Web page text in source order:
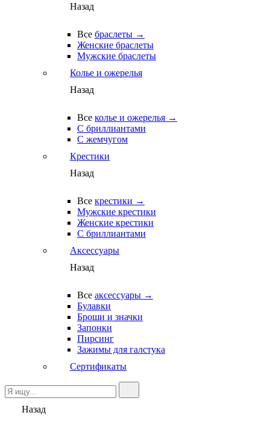
Назад
Все браслеты →
Женские браслеты
Мужские браслеты
Колье и ожерелья
Назад
Все колье и ожерелья →
С бриллиантами
С жемчугом
Крестики
Назад
Все крестики →
Мужские крестики
Женские крестики
С бриллиантами
Аксессуары
Назад
Все аксессуары →
Булавки
Броши и значки
Запонки
Пирсинг
Зажимы для галстука
Сертификаты
Назад